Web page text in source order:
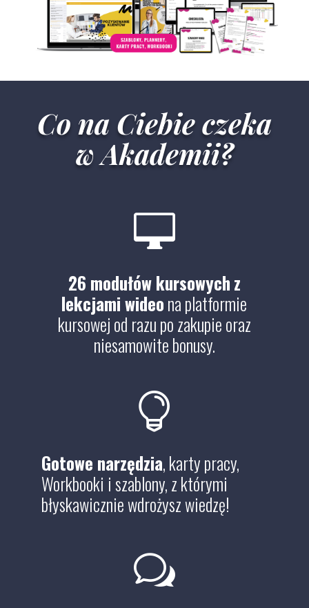
Co na Ciebie czeka
w Akademii?

26 modułów kursowychz
lekcjami wideona platformie
kursowej od razu po zakupie oraz
niesamowite bonusy.

Gotowe narzędzia, karty pracy,
Workbooki i szablony, z którymi
błyskawicznie wdrożysz wiedzę!
w